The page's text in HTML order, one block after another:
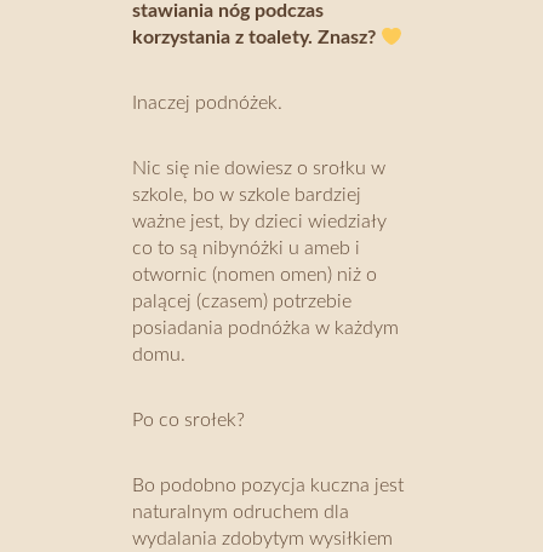
stawiania nóg podczas
korzystania z toalety. Znasz?
Inaczej podnóżek.
Nic się nie dowiesz o srołku w
szkole, bo w szkole bardziej
ważne jest, by dzieci wiedziały
co to są nibynóżki u ameb i
otwornic (nomen omen) niż o
palącej (czasem) potrzebie
posiadania podnóżka w każdym
domu.
Po co srołek?
Bo podobno pozycja kuczna jest
naturalnym odruchem dla
wydalania zdobytym wysiłkiem